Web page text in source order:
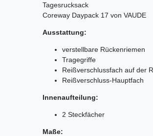
Tagesrucksack
Coreway Daypack 17 von VAUDE
Ausstattung:
verstellbare Rückenriemen
Tragegriffe
Reißverschlussfach auf der
Reißverschluss-Hauptfach
Innenaufteilung:
2 Steckfächer
Maße: